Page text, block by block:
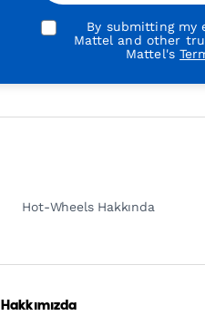
By submitting my
Mattel and other
Mattel's
Hot-Wheels Hakkında
Hakkımızda